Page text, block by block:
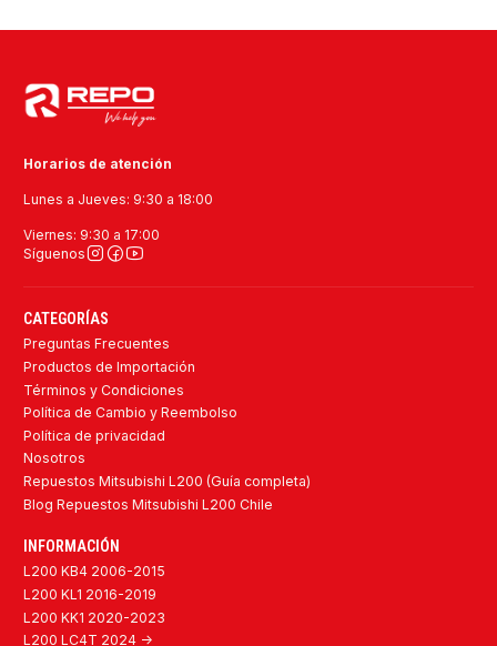
Horarios de atención
Lunes a Jueves: 9:30 a 18:00
Viernes: 9:30 a 17:00
Síguenos
CATEGORÍAS
Preguntas Frecuentes
Productos de Importación
Términos y Condiciones
Política de Cambio y Reembolso
Política de privacidad
Nosotros
Repuestos Mitsubishi L200 (Guía completa)
Blog Repuestos Mitsubishi L200 Chile
INFORMACIÓN
L200 KB4 2006-2015
L200 KL1 2016-2019
L200 KK1 2020-2023
L200 LC4T 2024 ->